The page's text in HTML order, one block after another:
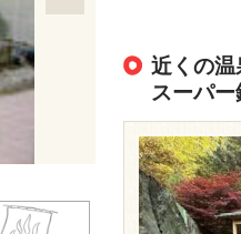
https://
近くの温
スーパー